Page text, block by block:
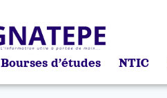
Bourses d’études NTIC